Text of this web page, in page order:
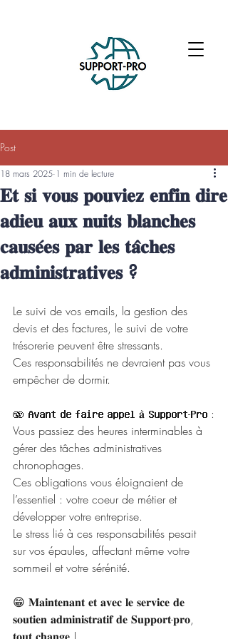
Post
𝐄𝐭 𝐬𝐢 𝐯𝐨𝐮𝐬 𝐩𝐨𝐮𝐯𝐢𝐞𝐳 𝐞𝐧𝐟𝐢𝐧 𝐝𝐢𝐫𝐞
𝐚𝐝𝐢𝐞𝐮 𝐚𝐮𝐱 𝐧𝐮𝐢𝐭𝐬 𝐛𝐥𝐚𝐧𝐜𝐡𝐞𝐬
𝐜𝐚𝐮𝐬𝐞́𝐞𝐬 𝐩𝐚𝐫 𝐥𝐞𝐬 𝐭𝐚̂𝐜𝐡𝐞𝐬
𝐚𝐝𝐦𝐢𝐧𝐢𝐬𝐭𝐫𝐚𝐭𝐢𝐯𝐞𝐬 ?
18 mars 2025 1 min de lecture
Le suivi de vos emails, la gestion des
devis et des factures, le suivi de votre
trésorerie peuvent être stressants.
Ces responsabilités ne devraient pas vous
empêcher de dormir.
🫨 𝐀𝐯𝐚𝐧𝐭 𝐝𝐞 𝐟𝐚𝐢𝐫𝐞 𝐚𝐩𝐩𝐞𝐥 𝐚̀ 𝐒𝐮𝐩𝐩𝐨𝐫𝐭-𝐏𝐫𝐨 :
Vous passiez des heures interminables à
gérer des tâches administratives
chronophages.
Ces obligations vous éloignaient de
l’essentiel : votre coeur de métier et
développer votre entreprise.
Le stress lié à ces responsabilités pesait
sur vos épaules, affectant même votre
sommeil et votre sérénité.
😁 𝐌𝐚𝐢𝐧𝐭𝐞𝐧𝐚𝐧𝐭 𝐞𝐭 𝐚𝐯𝐞𝐜 𝐥𝐞 𝐬𝐞𝐫𝐯𝐢𝐜𝐞 𝐝𝐞
𝐬𝐨𝐮𝐭𝐢𝐞𝐧 𝐚𝐝𝐦𝐢𝐧𝐢𝐬𝐭𝐫𝐚𝐭𝐢𝐟 𝐝𝐞 𝐒𝐮𝐩𝐩𝐨𝐫𝐭-𝐩𝐫𝐨,